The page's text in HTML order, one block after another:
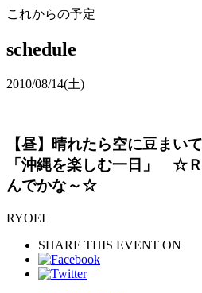
これからの予定
schedule
2010/08/14(土)
【昼】晴れたら空に豆まい
「沖縄を楽しむ一日」 ☆
んでかな～☆
RYOEI
SHARE THIS EVENT ON